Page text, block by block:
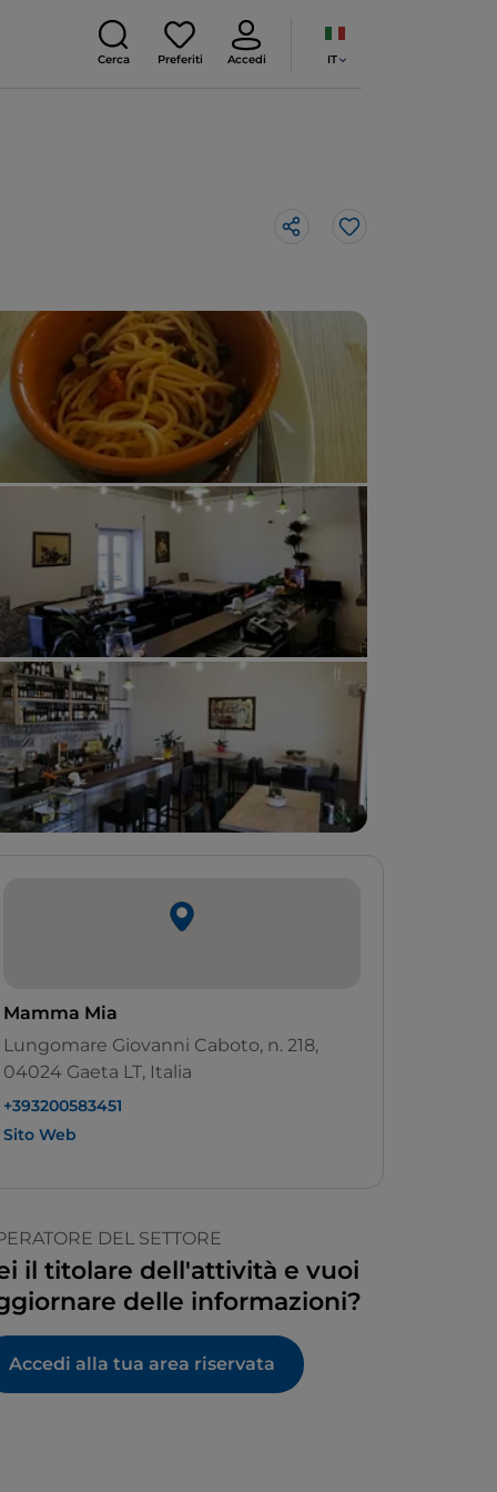
Cerca Preferiti Accedi IT
Like
Mamma Mia
Lungomare Giovanni Caboto, n. 218,
04024 Gaeta LT, Italia
+393200583451
Sito Web
DEL SETTORE
il titolare dell'attività e vuoi
delle informazioni?
Accedi alla tua area riservata